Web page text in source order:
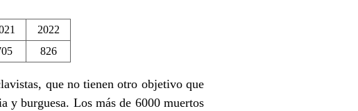
2022
826
que no tienen otro objetivo que
y burguesa. Los más de 6000 muertos